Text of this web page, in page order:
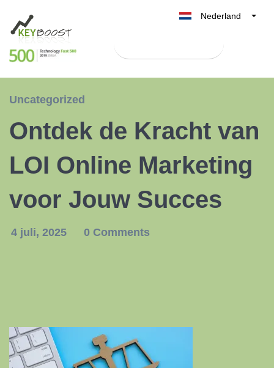
Nederland
België
España
Uncategorized
Ontdek de Kracht van
LOI Online Marketing
voor Jouw Succes
4 juli, 2025 0 Comments